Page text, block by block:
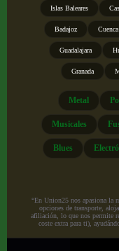
Islas Baleares
Badajoz Cuenca
Guadalajara
Granada
Metal
Musicales
Blues
“En Union25 nos apasiona la
opciones de transporte,
afiliación, lo que nos permite
coste extra para ti),